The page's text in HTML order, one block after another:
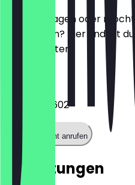
Hast du Fragen oder
reservieren? Hier findest
Kontaktdaten.
017661722602
Restaurant anrufen
Bewertungen